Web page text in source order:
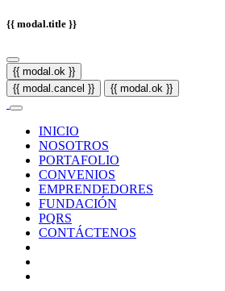
{{ modal.title }}
{{ modal.ok }}
{{ modal.cancel }}
{{ modal.ok }}
INICIO
NOSOTROS
PORTAFOLIO
CONVENIOS
EMPRENDEDORES
FUNDACIÓN
PQRS
CONTÁCTENOS